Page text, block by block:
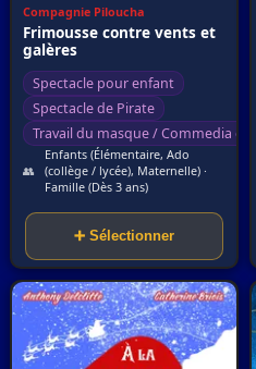
Compagnie Piloucha
Frimousse contre vents et
galères
Spectacle pour enfant
Spectacle de Pirate
Travail du masque / Commedia
👥
Enfants (Élémentaire, Ado
(collège / lycée), Maternelle) ·
Famille (Dès 3 ans)
➕ Sélectionner